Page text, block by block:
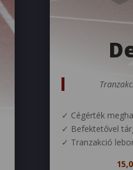
✓ Cégérték
✓ Befektetővel
✓ Tranzakció